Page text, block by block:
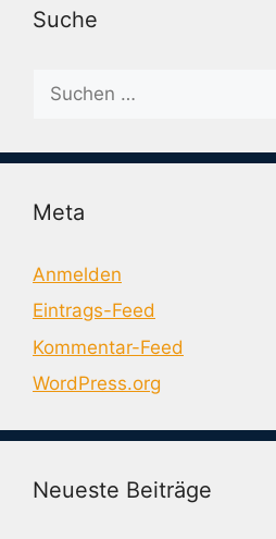
Suche
nach:
Meta
Anmelden
Eintrags-Feed
Kommentar-Feed
WordPress.org
Neueste Beiträge